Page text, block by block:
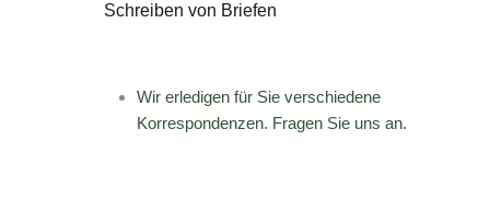
Schreiben von Briefen
Wir erledigen für Sie verschiedene
Korrespondenzen. Fragen Sie uns an.